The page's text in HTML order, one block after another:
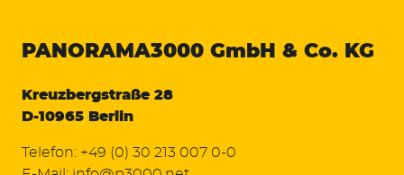
PANORAMA3000 GmbH & Co. KG
Kreuzbergstraße 28
D-10965 Berlin
Telefon: +49 (0) 30 213 007 0-0